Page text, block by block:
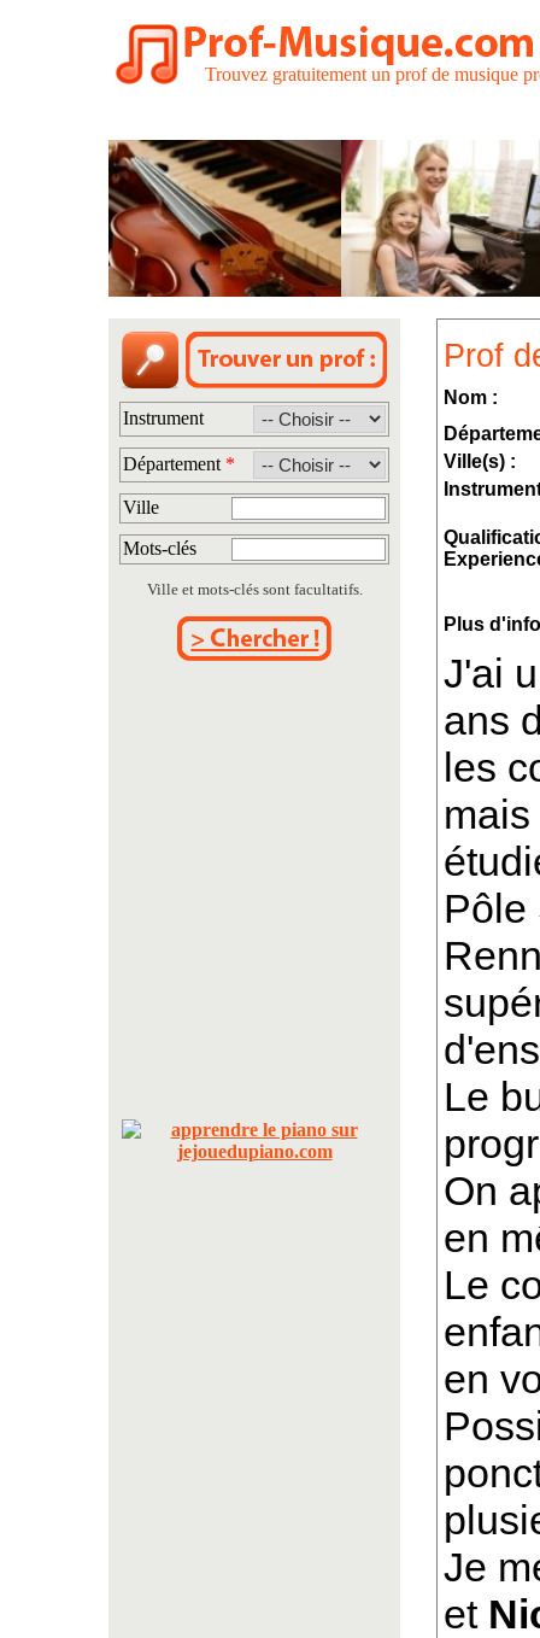
Trouvez gratuitement un prof de musique
Instrument
Département *
Ville
Mots-clés
Ville et mots-clés sont facultatifs.
Prof
Nom :
Ville(s) :
Plus
J'ai
ans
les
Pôle
Le
On
en
Le
en
Je
et